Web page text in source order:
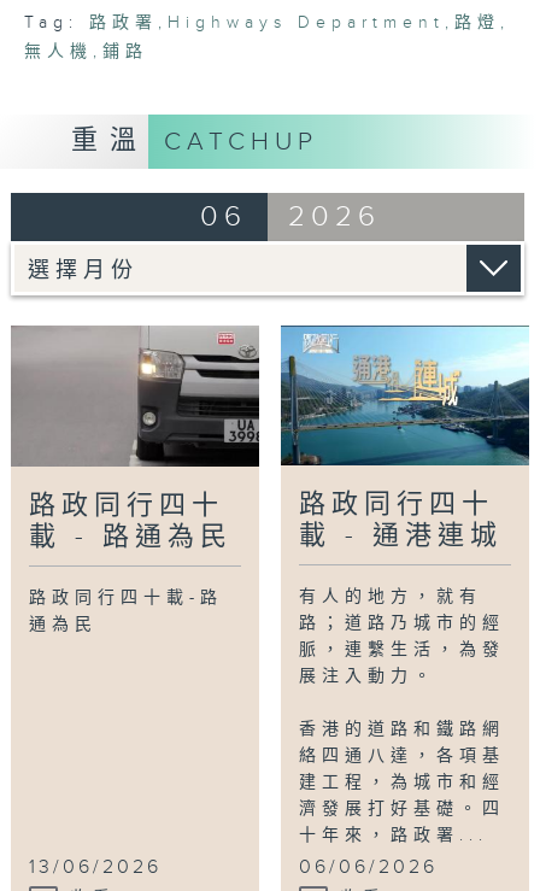
Tag: 路政署 , Highways Department , 路燈 ,
無人機 ,鋪路
重溫 CATCHUP
06 2026
路政同行四十
載 - 路通為民
路政同行四十載-路
通為民
13/06/2026
路政同行四十
載 - 通港連城
有人的地方，就有
路；道路乃城市的經
脈，連繫生活，為發
展注入動力。
香港的道路和鐵路網
絡四通八達，各項基
建工程，為城市和經
濟發展打好基礎。四
十年來，路政署...
06/06/2026